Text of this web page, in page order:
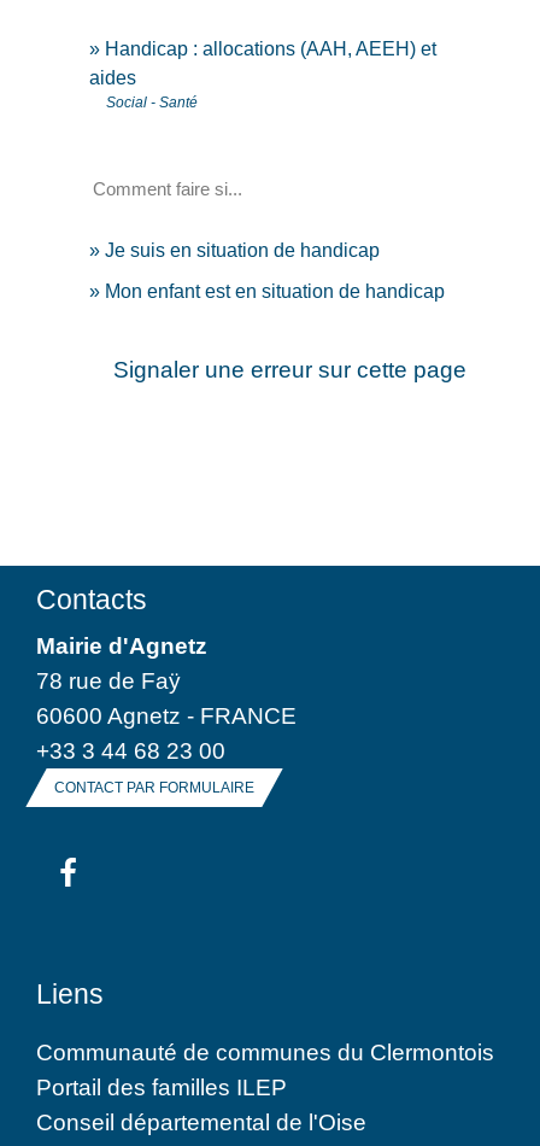
Handicap : allocations (AAH, AEEH) et
aides
Social - Santé
Comment faire si...
Je suis en situation de handicap
Mon enfant est en situation de handicap
Signaler une erreur sur cette page
Contacts
Mairie d'Agnetz
78 rue de Faÿ
60600 Agnetz - FRANCE
+33 3 44 68 23 00
CONTACT PAR FORMULAIRE
Liens
Communauté de communes du Clermontois
Portail des familles ILEP
Conseil départemental de l'Oise